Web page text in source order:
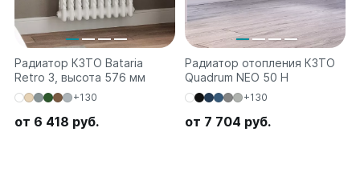
Радиатор КЗТО Bataria
Retro 3, высота 576 мм
+130
от 6 418 руб.
Радиатор отопления КЗТО
Quadrum NEO 50 H
+130
от 7 704 руб.